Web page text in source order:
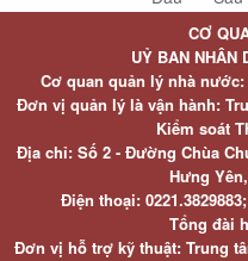
CƠ
UỶ BAN NHÂN
Cơ quan quản lý nhà
Đơn vị quản lý là vận hành:
Kiểm soát
Địa chỉ: Số 2 - Đường Chùa
Hưng
Điện thoại:
Tổng đài
Đơn vị hỗ trợ kỹ thuật: Trung